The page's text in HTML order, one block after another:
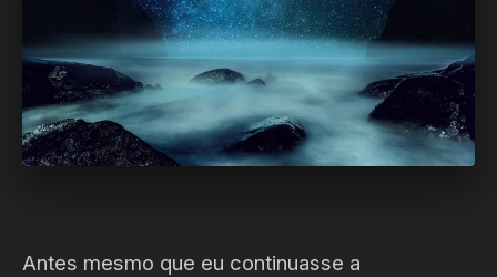
Antes mesmo que eu continuasse a